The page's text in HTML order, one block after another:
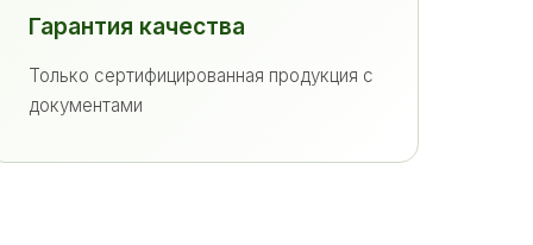
Гарантия качества
Только сертифицированная продукция с
документами